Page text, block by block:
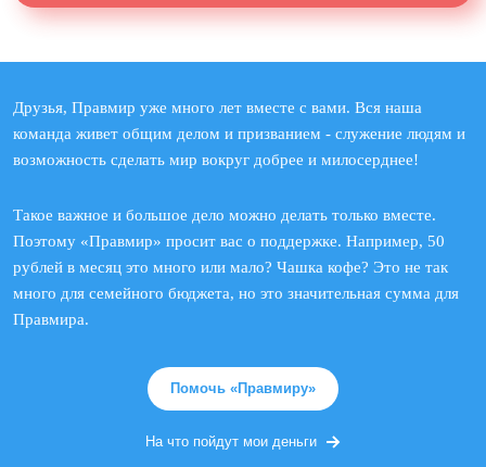
Друзья, Правмир уже много лет вместе с вами. Вся наша
команда живет общим делом и призванием - служение людям и
возможность сделать мир вокруг добрее и милосерднее!
Такое важное и большое дело можно делать только вместе.
Поэтому «Правмир» просит вас о поддержке. Например, 50
рублей в месяц это много или мало? Чашка кофе? Это не так
много для семейного бюджета, но это значительная сумма для
Правмира.
Помочь «Правмиру»
На что пойдут мои деньги